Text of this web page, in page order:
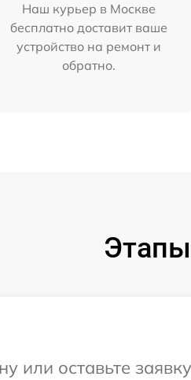
Наш курьер в Москве
бесплатно доставит ваше
устройство на ремонт и
обратно.
или оставьте